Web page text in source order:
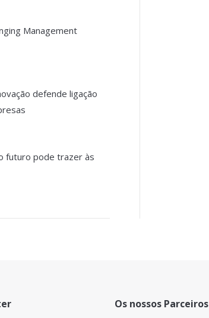
Management
defende ligação
futuro pode trazer às
Os nossos Parceiros